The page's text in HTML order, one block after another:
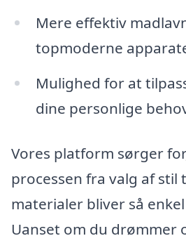
Mere effektiv
topmoderne
Mulighed for at
dine personlige
Vores platform sørger
processen fra valg af stil
materialer bliver så
Uanset om du drømmer